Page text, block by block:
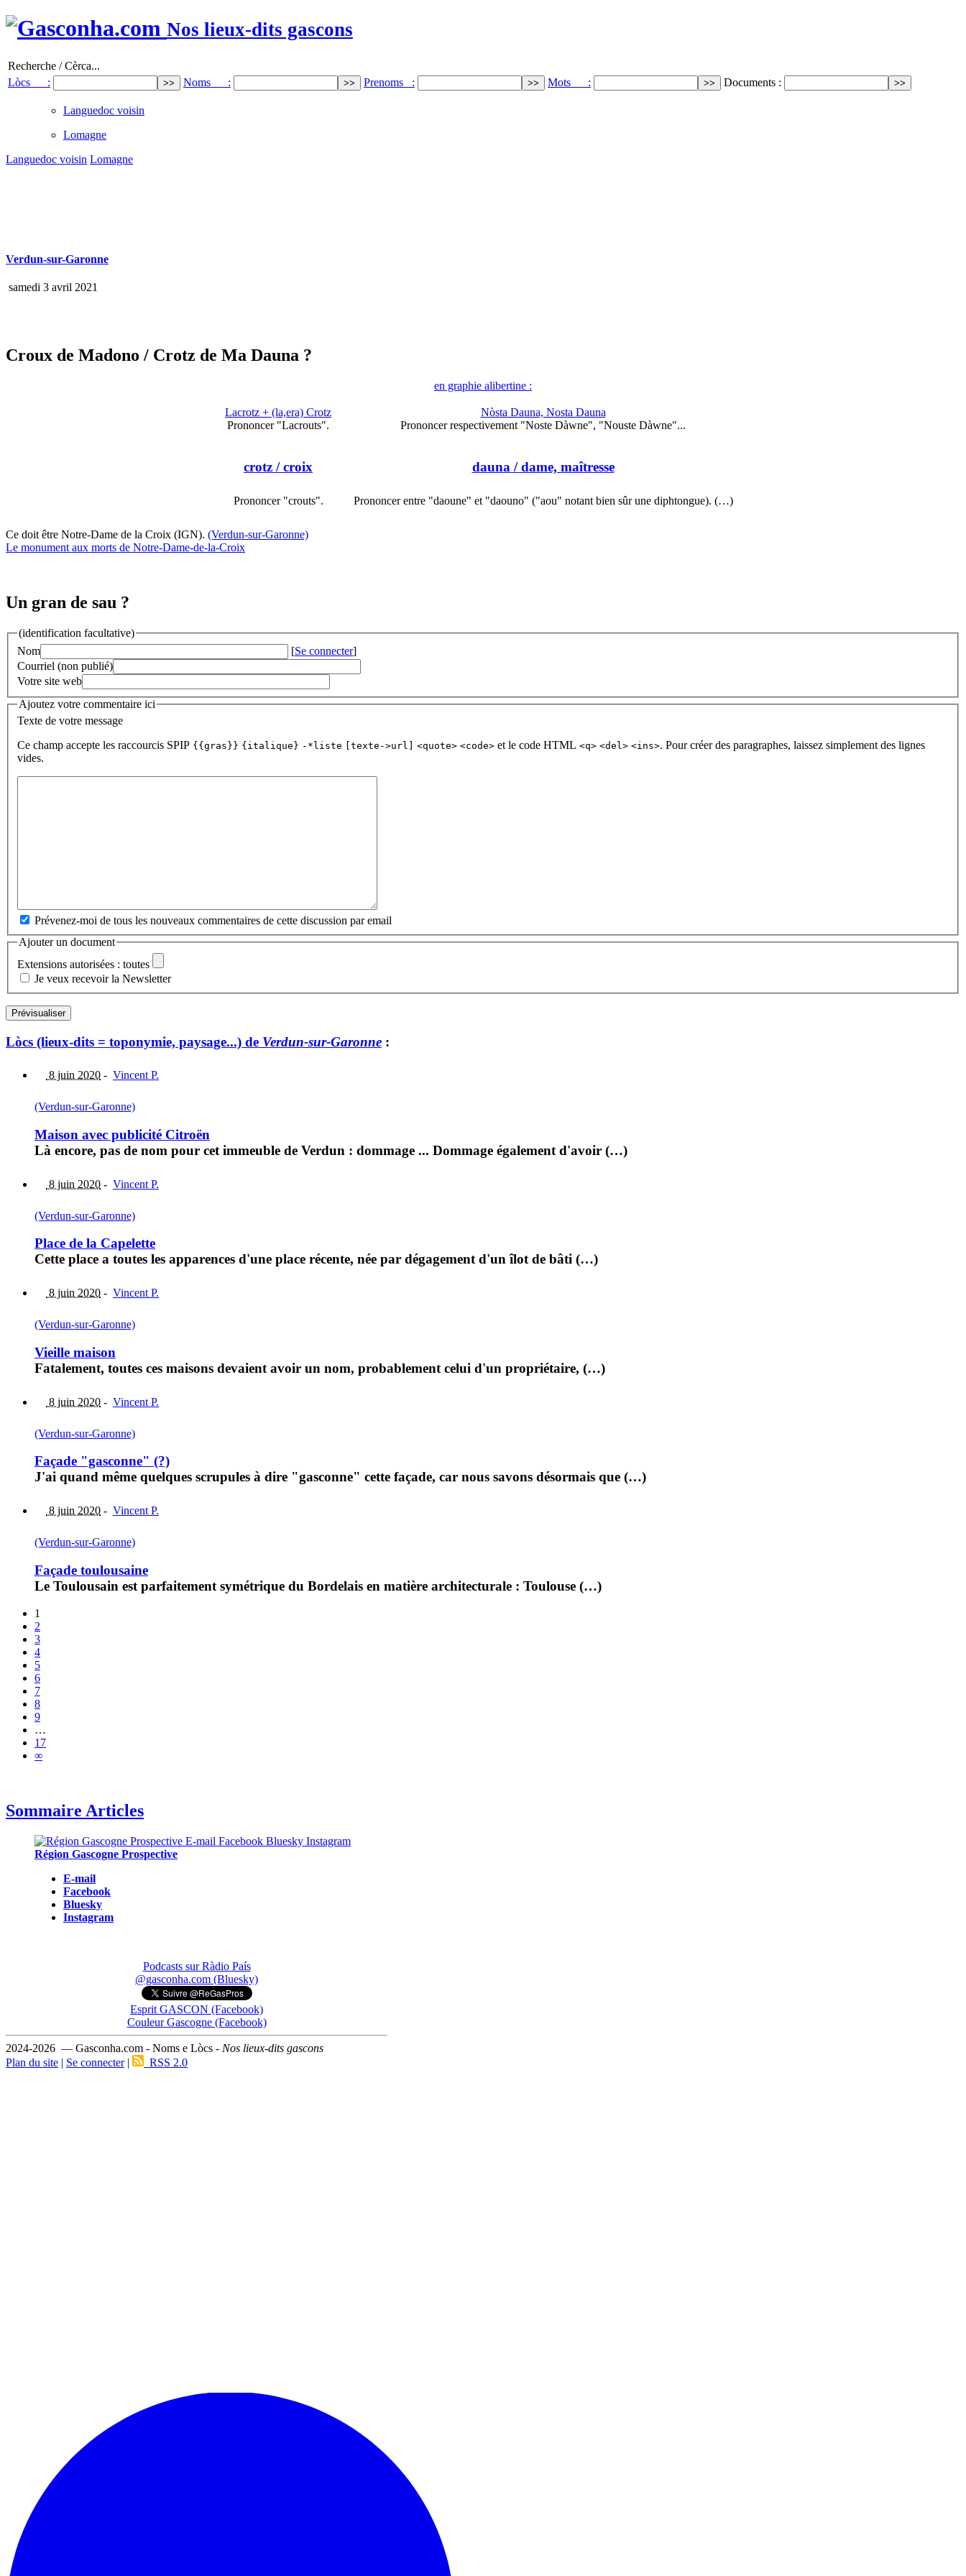
Nos lieux-dits gascons
Recherche / Cèrca...
Lòcs :
Noms : Prenoms : Mots : Documents :
Languedoc voisin
Lomagne
Languedoc voisin Lomagne
Verdun-sur-Garonne
samedi 3 avril 2021
Croux de Madono / Crotz de Ma Dauna ?
en graphie alibertine :
Lacrotz + (la,era) Crotz
Prononcer "Lacrouts".
crotz / croix
Prononcer "crouts".
Nòsta Dauna, Nosta Dauna
Prononcer respectivement "Noste Dàwne", "Nouste Dàwne"...
dauna / dame, maîtresse
Prononcer entre "daoune" et "daouno" ("aou" notant bien sûr une diphtongue). (…)
Ce doit être Notre-Dame de la Croix (IGN). (Verdun-sur-Garonne)
Le monument aux morts de Notre-Dame-de-la-Croix
Un gran de sau ?
(identification facultative)
Nom
[Se connecter]
Courriel (non publié)
Votre site web
Ajoutez votre commentaire ici
Texte de votre message
Ce champ accepte les raccourcis SPIP {{gras}} {italique} -*liste [texte->url] <quote> <code> et le code HTML <q> <del> <ins>. Pour créer des paragraphes, laissez simplement des lignes
vides.
Prévenez-moi de tous les nouveaux commentaires de cette discussion par email
Ajouter un document
Extensions autorisées : toutes
Je veux recevoir la Newsletter
Lòcs (lieux-dits = toponymie, paysage...) de Verdun-sur-Garonne :
8 juin 2020 - Vincent P.
(Verdun-sur-Garonne)
Maison avec publicité Citroën
Là encore, pas de nom pour cet immeuble de Verdun : dommage ... Dommage également d'avoir (…)
8 juin 2020 - Vincent P.
(Verdun-sur-Garonne)
Place de la Capelette
Cette place a toutes les apparences d'une place récente, née par dégagement d'un îlot de bâti (…)
8 juin 2020 - Vincent P.
(Verdun-sur-Garonne)
Vieille maison
Fatalement, toutes ces maisons devaient avoir un nom, probablement celui d'un propriétaire, (…)
8 juin 2020 - Vincent P.
(Verdun-sur-Garonne)
Façade "gasconne" (?)
J'ai quand même quelques scrupules à dire "gasconne" cette façade, car nous savons désormais que (…)
8 juin 2020 - Vincent P.
(Verdun-sur-Garonne)
Façade toulousaine
Le Toulousain est parfaitement symétrique du Bordelais en matière architecturale : Toulouse (…)
1
2
3
4
5
6
7
8
9
…
17
∞
Sommaire Articles
Région Gascogne Prospective
E-mail
Facebook
Bluesky
Instagram
Podcasts sur Ràdio País
@gasconha.com (Bluesky)
Esprit GASCON (Facebook)
Couleur Gascogne (Facebook)
2024-2026 — Gasconha.com - Noms e Lòcs - Nos lieux-dits gascons
Plan du site | Se connecter| RSS 2.0